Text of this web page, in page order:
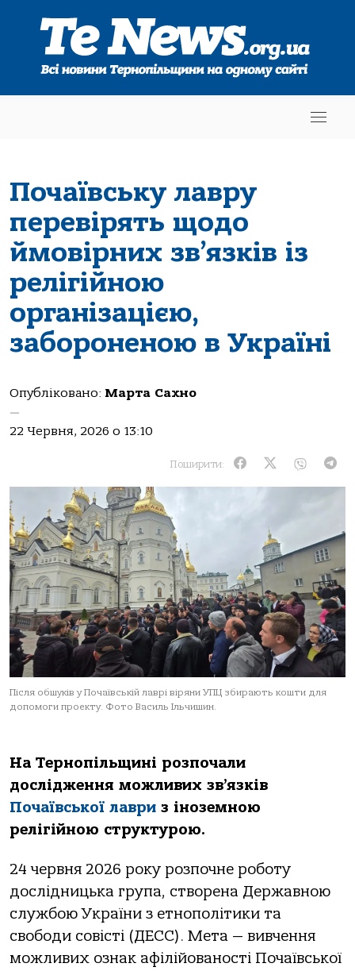
Почаївську лавру
перевірять щодо
ймовірних зв’язків із
релігійною
організацією,
забороненою в Україні
Опубліковано: Марта Сахно
—
22 Червня, 2026 о 13:10
Поширити:
Після обшуків у Почаївській лаврі віряни УПЦ збирають кошти для
допомоги проекту. Фото Василь Ільчишин.
На Тернопільщині розпочали
дослідження можливих зв’язків
Почаївської лаври з іноземною
релігійною структурою.
24 червня 2026 року розпочне роботу
дослідницька група, створена Державною
службою України з етнополітики та
свободи совісті (ДЕСС). Мета — вивчення
можливих ознак афілійованості Почаївської